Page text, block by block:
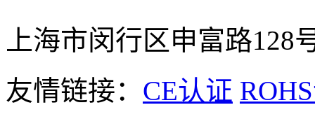
上海市闵行区申富路128
友情链接： CE认证